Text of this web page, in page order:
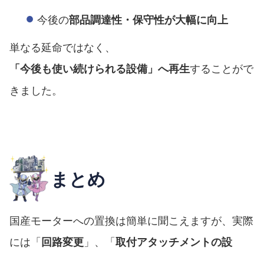
今後の部品調達性・保守性が大幅に向上
単なる延命ではなく、
「今後も使い続けられる設備」へ再生することがで
きました。
まとめ
国産モーターへの置換は簡単に聞こえますが、実際
には「回路変更 」、「取付アタッチメントの設